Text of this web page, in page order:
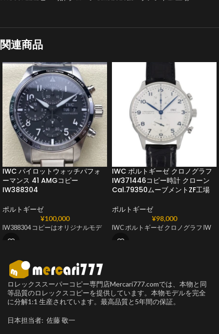
関連商品
IWC パイロットウォッチパフォ
ーマンス 41 AMGコピー
IW388304
ポルトギーゼ
¥100,000
IW388304 コピーはオリジナルモデ
IWC ポルトギーゼ クロノグラフ
IW371446コピー時計 クローン
Cal.79350ムーブメントZF工場
ポルトギーゼ
¥98,000
IWC ポルトギーゼ クロノグラフ IW
ロレックススーパーコピー専門店Mercari777.comでは、本物と同
等品質のロレックスコピーを提供しています。本物モデルを完全
に分解1:1 生産されています。最高品質と5年間の保証。
日本担当者: 佐藤 敬一